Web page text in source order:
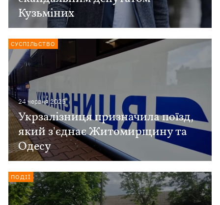
Кузьміних
24 червня 2025
Укрзалізниця призначила поїзд,
який з'єднає Житомирщину та
Одесу
СУСПІЛЬСТВО
ПОДІЇ